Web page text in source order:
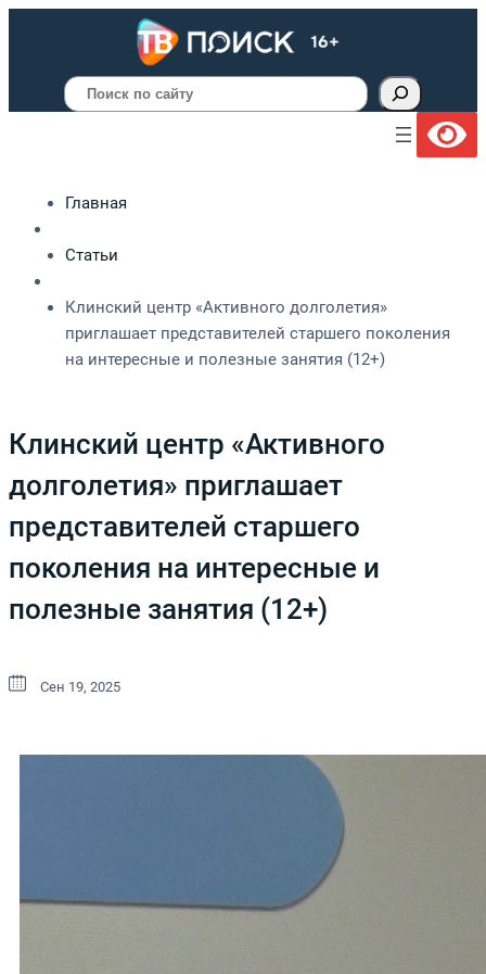
Поиск
Главная
Статьи
Клинский центр «Активного долголетия»
приглашает представителей старшего поколения
на интересные и полезные занятия (12+)
Клинский центр «Активного
долголетия» приглашает
представителей старшего
поколения на интересные и
полезные занятия (12+)
Сен 19, 2025